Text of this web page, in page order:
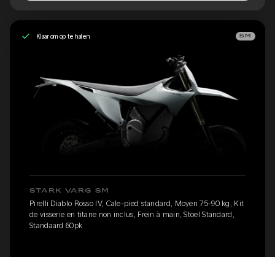
Klaar om op te halen SM
STARK VARG SM
Pirelli Diablo Rosso IV, Cale-pied standard, Moyen 75-90 kg, Kit
de visserie en titane non inclus, Frein à main, Stoel Standard,
Standaard 60pk